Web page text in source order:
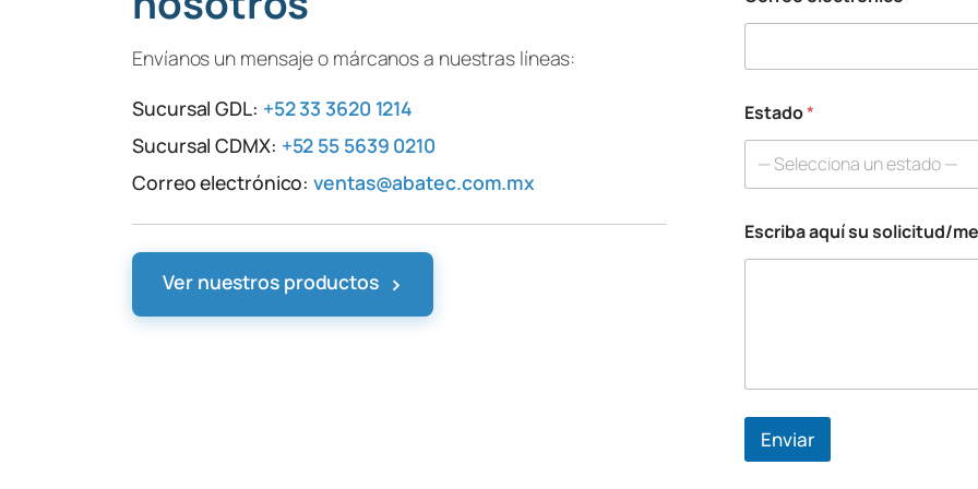
Envíanos un mensaje o márcanos a nuestras líneas:
Sucursal GDL: +52 33 3620 1214
Sucursal CDMX: +52 55 5639 0210
Correo electrónico:ventas@abatec.com.mx
Ver nuestros productos ›
Estado*
— Selecciona un estado —
E
s
T
e
Escriba aquí su solicitud/
Enviar